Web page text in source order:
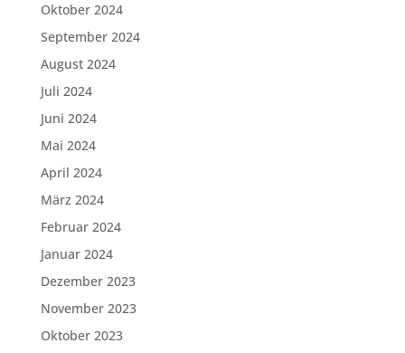
Oktober 2024
September 2024
August 2024
Juli 2024
Juni 2024
Mai 2024
April 2024
März 2024
Februar 2024
Januar 2024
Dezember 2023
November 2023
Oktober 2023